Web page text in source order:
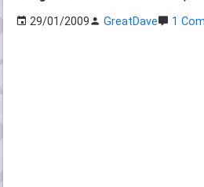
29/01/2009 GreatDave 1